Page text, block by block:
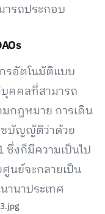
ารถประกอบ
รอัตโนมัติแบบ
คคลที่สามารถ
กฎหมาย การเดิน
ชบัญญัติว่าด้วย
งก็มีความเป็นไป
นย์จะกลายเป็น
นาประเทศ